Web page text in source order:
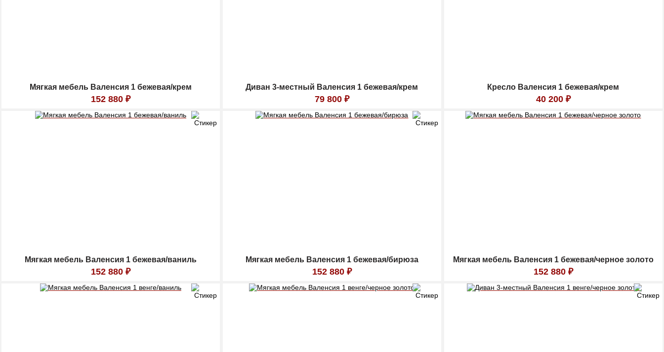
Мягкая мебель Валенсия 1 бежевая/крем
152 880 ₽
Диван 3-местный Валенсия 1 бежевая/крем
79 800 ₽
Кресло Валенсия 1 бежевая/крем
40 200 ₽
Мягкая мебель Валенсия 1 бежевая/ваниль
152 880 ₽
Мягкая мебель Валенсия 1 бежевая/бирюза
152 880 ₽
Мягкая мебель Валенсия 1 бежевая/черное золото
152 880 ₽